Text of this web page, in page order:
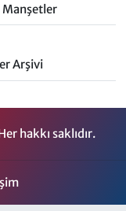
Manşetler
Arşivi
hakkı saklıdır.